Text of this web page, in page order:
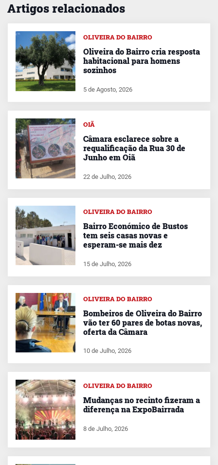
Artigos relacionados
OLIVEIRA DO BAIRRO
Oliveira do Bairro cria resposta
habitacional para homens
sozinhos
5 de Agosto, 2026
OIÃ
Câmara esclarece sobre a
requalificação da Rua 30 de
Junho em Oiã
22 de Julho, 2026
OLIVEIRA DO BAIRRO
Bairro Económico de Bustos
tem seis casas novas e
esperam-se mais dez
15 de Julho, 2026
OLIVEIRA DO BAIRRO
Bombeiros de Oliveira do Bairro
vão ter 60 pares de botas novas,
oferta da Câmara
10 de Julho, 2026
OLIVEIRA DO BAIRRO
Mudanças no recinto fizeram a
diferença na ExpoBairrada
8 de Julho, 2026